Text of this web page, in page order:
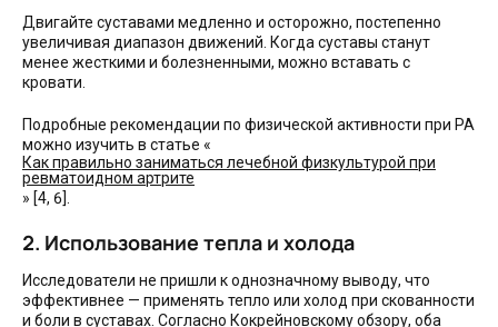
Двигайте суставами медленно и осторожно, постепенно
увеличивая диапазон движений. Когда суставы станут
менее жесткими и болезненными, можно вставать с
кровати.
Подробные рекомендации по физической активности при РА
можно изучить в статье «
Как правильно заниматься лечебной физкультурой при
ревматоидном артрите
» [4, 6].
2. Использование тепла и холода
Исследователи не пришли к однозначному выводу, что
эффективнее — применять тепло или холод при скованности
и боли в суставах. Согласно Кокрейновскому обзору, оба